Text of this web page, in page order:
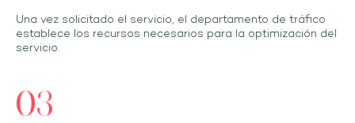
Una vez solicitado el servicio, el departamento de tráfico
establece los recursos necesarios para la optimización del
servicio.
03